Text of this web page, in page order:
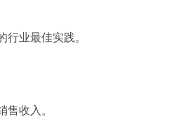
业最佳实践。
收入。